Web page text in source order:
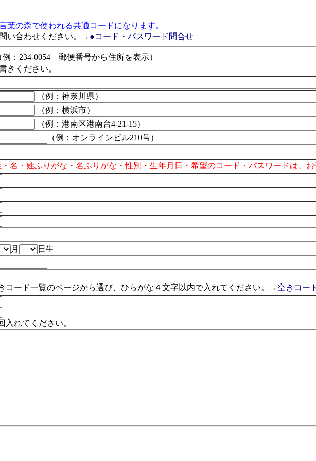
葉の森で使われる共通コードになります。
い合わせください。→ ●コード・パスワード問合せ
例：234-0054 郵便番号から住所を表示）
きください。
（例：神奈川県）
（例：横浜市）
（例：港南区港南台4-21-15）
（例：オンラインビル210号）
名・姓ふりがな・名ふりがな・性別・生年月日・希望のコード・パスワードは、
月
日生
コード一覧のページから選び、ひらがな４文字以内で入れてください。→ 空きコー
入れてください。